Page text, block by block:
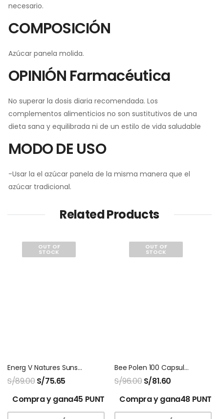
necesario.
COMPOSICIÓN
Azúcar panela molida.
OPINIÓN Farmacéutica
No superar la dosis diaria recomendada. Los
complementos alimenticios no son sustitutivos de una
dieta sana y equilibrada ni de un estilo de vida saludable
MODO DE USO
-Usar la el azúcar panela de la misma manera que el
azúcar tradicional.
Related Products
OUT OF
STOCK
Energ V Natures Sunshine 100 Capsulas
S/89.00 S/75.65
Compra y gana45 PUNTOS!
OUT OF
STOCK
Bee Polen 100 Capsulas Natures Sunshine
S/96.00 S/81.60
Compra y gana48